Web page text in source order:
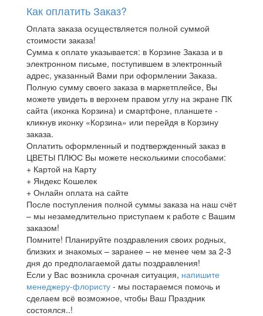
Как оплатить Заказ?
Оплата заказа осуществляется полной суммой
стоимости заказа!
Сумма к оплате указывается: в Корзине Заказа и в
электронном письме, поступившем в электронный
адрес, указанный Вами при оформлении Заказа.
Полную сумму своего заказа в маркетплейсе, Вы
можете увидеть в верхнем правом углу на экране ПК
сайта (иконка Корзина) и смартфоне, планшете -
кликнув иконку «Корзина» или перейдя в Корзину
заказа.
Оплатить оформленный и подтвержденный заказ в
ЦВЕТЫ ПЛЮС Вы можете несколькими способами:
+ Картой на Карту
+ Яндекс Кошелек
+ Онлайн оплата на сайте
После поступления полной суммы заказа на наш счёт
– мы незамедлительно приступаем к работе с Вашим
заказом!
Помните! Планируйте поздравления своих родных,
близких и знакомых – заранее – не менее чем за 2-3
дня до предполагаемой даты поздравления!
Если у Вас возникла срочная ситуация, напишите
менеджеру-флористу - мы постараемся помочь и
сделаем всё возможное, чтобы Ваш Праздник
состоялся..!